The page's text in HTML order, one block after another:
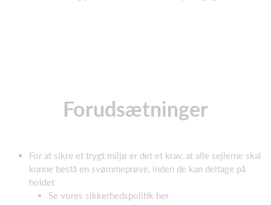
Forudsætninger
For at sikre et trygt miljø er det et krav, at alle sejlerne skal
kunne bestå en svømmeprøve, inden de kan deltage på
holdet
Se vores sikkerhedspolitik her